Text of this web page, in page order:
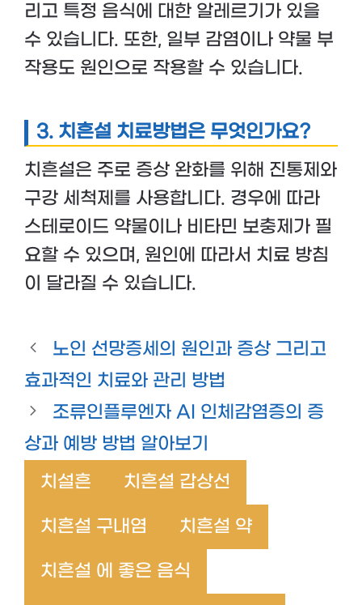
리고 특정 음식에 대한 알레르기가 있을
수 있습니다. 또한, 일부 감염이나 약물 부
작용도 원인으로 작용할 수 있습니다.
3. 치흔설 치료방법은 무엇인가요?
치흔설은 주로 증상 완화를 위해 진통제와
구강 세척제를 사용합니다. 경우에 따라
스테로이드 약물이나 비타민 보충제가 필
요할 수 있으며, 원인에 따라서 치료 방침
이 달라질 수 있습니다.
노인 선망증세의 원인과 증상 그리고
효과적인 치료와 관리 방법
조류인플루엔자 AI 인체감염증의 증
상과 예방 방법 알아보기
치설흔
치흔설 갑상선
치흔설 구내염 치흔설 약
치흔설 에 좋은 음식